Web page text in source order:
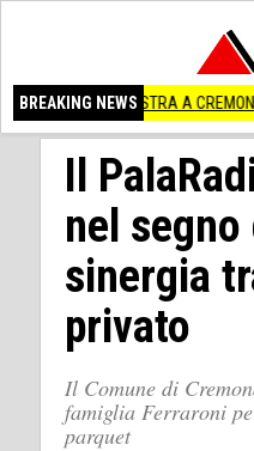
BREAKING NEWS
MOSTRA A CREMONA MUSICA
Il
nel segno
sinergia
privato
Il Comune di
famiglia Ferraroni
parquet